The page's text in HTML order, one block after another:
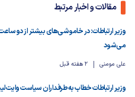
مقالات و اخبار مرتبط
وزیر ارتباطات: در خاموشی‌های بیشتر از دو
می‌شود
علی مومنی 2 هفته قبل
وزیر ارتباطات خطاب به طرفداران سیاست